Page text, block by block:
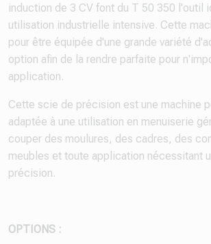
induction de 3 CV font du T 50 350 l'outil
utilisation industrielle intensive. Cette
pour être équipée d'une grande variété
option afin de la rendre parfaite pour
application.
Cette scie de précision est une machine
adaptée à une utilisation en menuiserie
couper des moulures, des cadres, des
meubles et toute application nécessitant
précision.
OPTIONS :